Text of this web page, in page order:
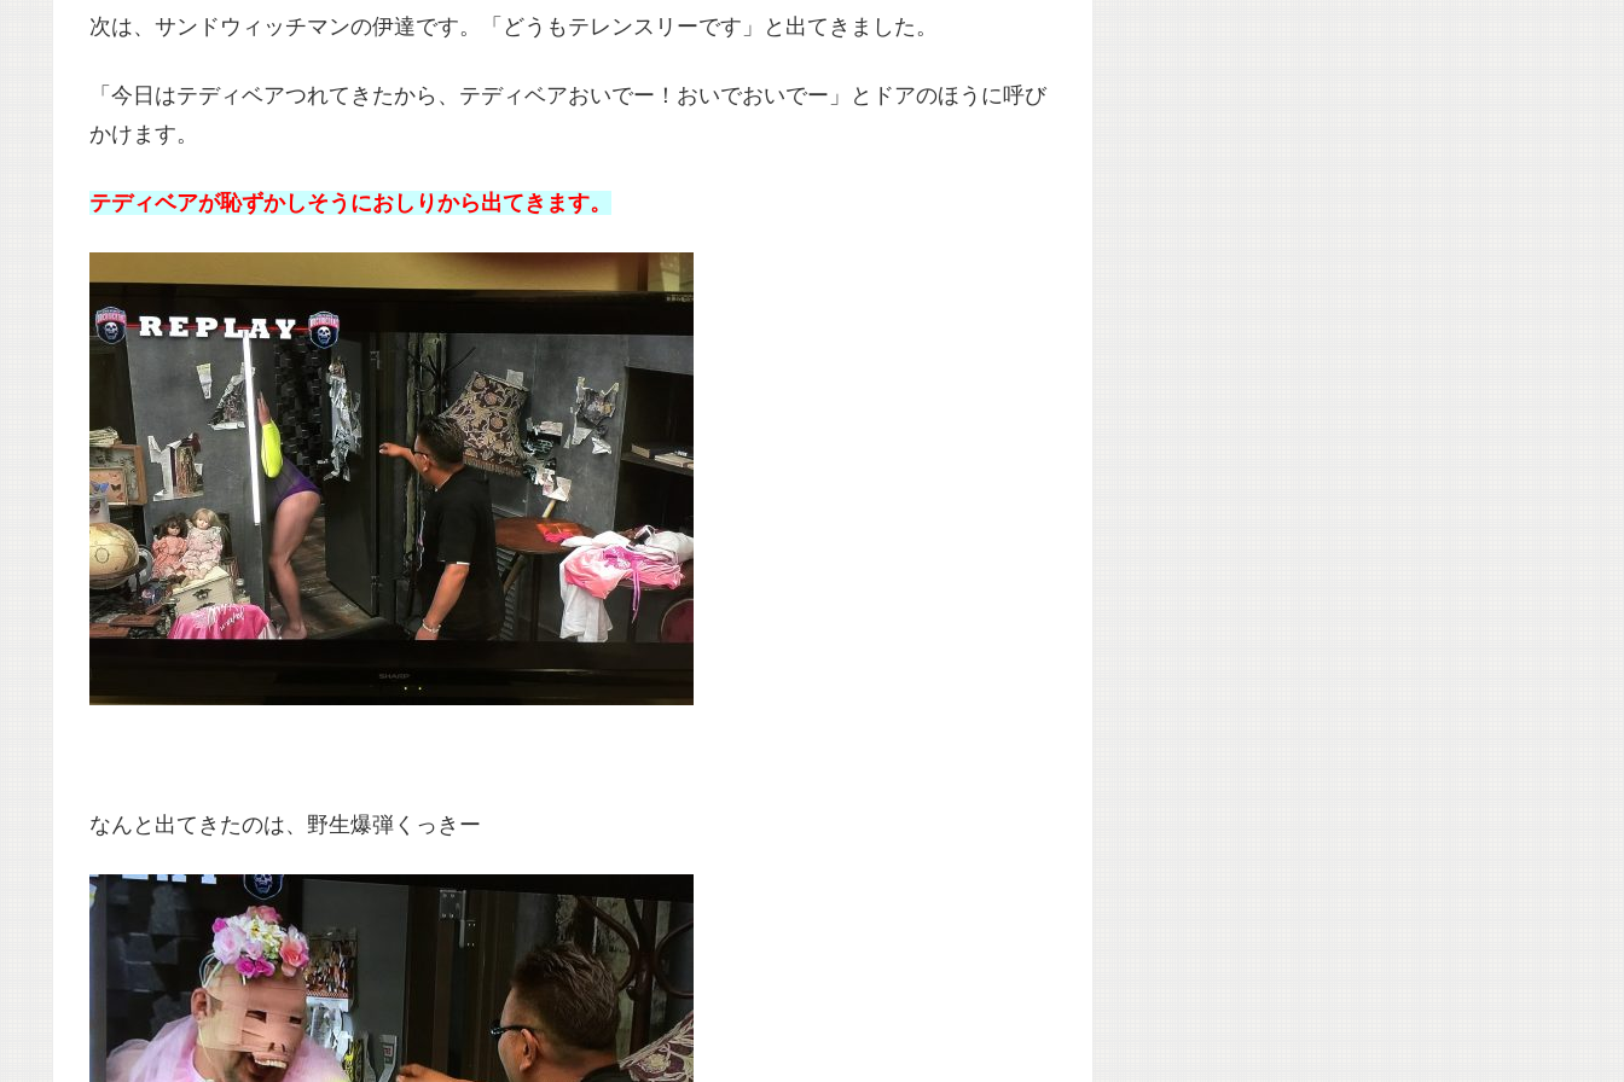
次は、サンドウィッチマンの伊達です。「どうもテレンスリーです」と出てきました。
「今日はテディベアつれてきたから、テディベアおいでー！おいでおいでー」とドアのほうに呼び
かけます。
テディベアが恥ずかしそうにおしりから出てきます。
なんと出てきたのは、野生爆弾くっきー